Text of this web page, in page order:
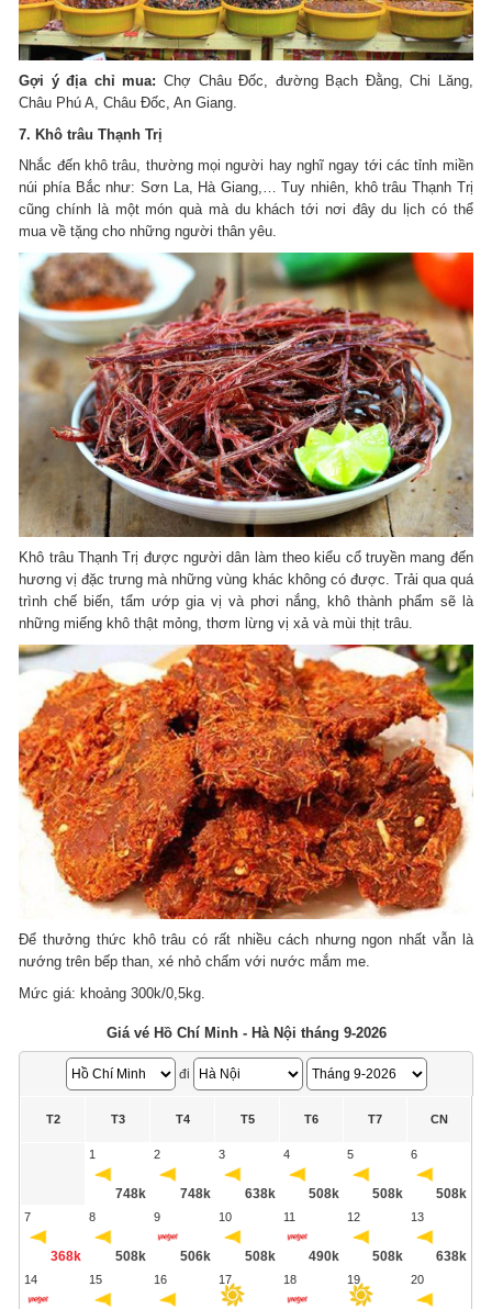
Gợi ý địa chỉ mua: Chợ Châu Đốc, đường Bạch Đằng, Chi Lăng,
Châu Phú A, Châu Đốc, An Giang.
7. Khô trâu Thạnh Trị
Nhắc đến khô trâu, thường mọi người hay nghĩ ngay tới các tỉnh miền
núi phía Bắc như: Sơn La, Hà Giang,… Tuy nhiên, khô trâu Thạnh Trị
cũng chính là một món quà mà du khách tới nơi đây du lịch có thể
mua về tặng cho những người thân yêu.
Khô trâu Thạnh Trị được người dân làm theo kiểu cổ truyền mang đến
hương vị đặc trưng mà những vùng khác không có được. Trải qua quá
trình chế biến, tẩm ướp gia vị và phơi nắng, khô thành phẩm sẽ là
những miếng khô thật mỏng, thơm lừng vị xả và mùi thịt trâu.
Để thưởng thức khô trâu có rất nhiều cách nhưng ngon nhất vẫn là
nướng trên bếp than, xé nhỏ chấm với nước mắm me.
Mức giá: khoảng 300k/0,5kg.
Giá vé Hồ Chí Minh - Hà Nội tháng 9-2026
đi
T2 T3 T4 T5 T6 T7 CN
1
748k
2
748k
3
638k
4
508k
5
508k
6
508k
7
368k
8
508k
9
506k
10
508k
11
490k
12
508k
13
638k
14 15 16 17 18 19 20